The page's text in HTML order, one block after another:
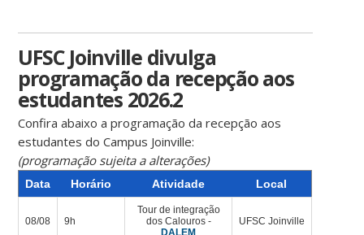
UFSC Joinville divulga
programação da recepção aos
estudantes 2026.2
Confira abaixo a programação da recepção aos
estudantes do Campus Joinville:
(programação sujeita a alterações)
Data Horário Atividade Local
08/08 9h
Tour de integração
dos Calouros -
DALEM
UFSC Joinville